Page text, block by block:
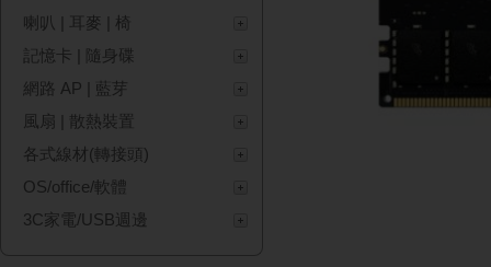
喇叭 | 耳麥 | 椅
記憶卡 | 隨身碟
網路 AP | 藍芽
風扇 | 散熱裝置
各式線材(轉接頭)
OS/office/軟體
3C家電/USB週邊